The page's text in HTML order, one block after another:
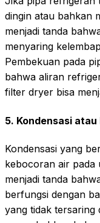
dingin atau bahkan
menjadi tanda
menyaring
Pembekuan pada
bahwa aliran
filter dryer bisa
5. Kondensasi
Kondensasi yang
kebocoran air pada
menjadi tanda
berfungsi dengan
yang tidak tersaring